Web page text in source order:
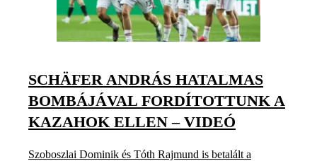
SCHÄFER ANDRÁS HATALMAS
BOMBÁJÁVAL FORDÍTOTTUNK A
KAZAHOK ELLEN – VIDEÓ
Szoboszlai Dominik és Tóth Rajmund is betalált a